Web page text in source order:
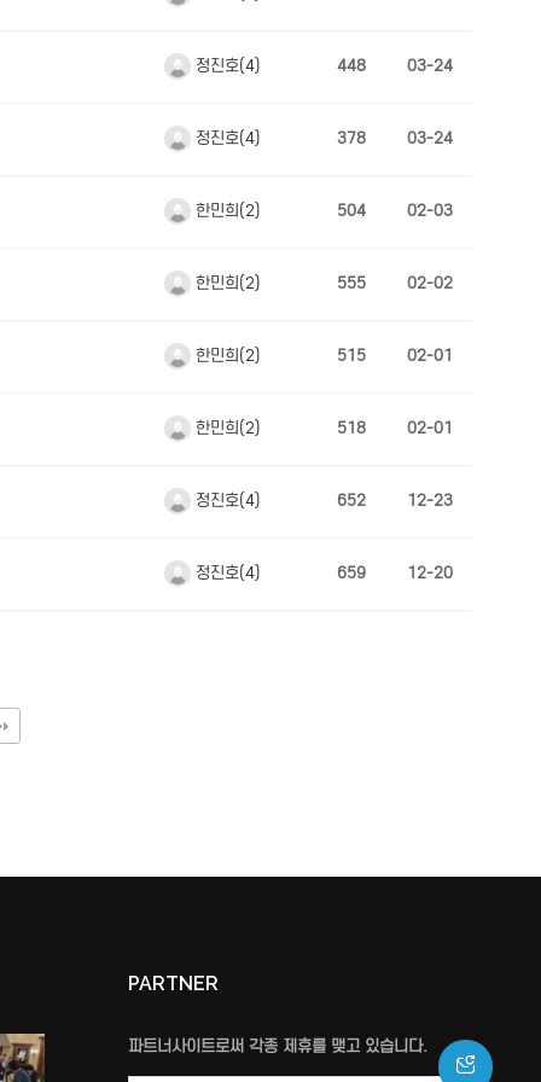
정진호(4) 448 03-24
정진호(4) 378 03-24
한민희(2) 504 02-03
한민희(2) 555 02-02
한민희(2) 515 02-01
한민희(2) 518 02-01
정진호(4) 652 12-23
정진호(4) 659 12-20
PARTNER
파트너사이트로써 각종 제휴를 맺고 있습니다.